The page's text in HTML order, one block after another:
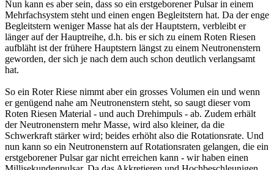
Nun kann es aber sein, dass so ein erstgeborener Pulsar in einem
Mehrfachsystem steht und einen engen Begleitstern hat. Da der enge
Begleitstern weniger Masse hat als der Hauptstern, verbleibt er
länger auf der Hauptreihe, d.h. bis er sich zu einem Roten Riesen
aufbläht ist der frühere Hauptstern längst zu einem Neutronenstern
geworden, der sich je nach dem auch schon deutlich verlangsamt
hat.
So ein Roter Riese nimmt aber ein grosses Volumen ein und wenn
er genügend nahe am Neutronenstern steht, so saugt dieser vom
Roten Riesen Material - und auch Drehimpuls - ab. Zudem erhält
der Neutronenstern mehr Masse, wird also kleiner, da die
Schwerkraft stärker wird; beides erhöht also die Rotationsrate. Und
nun kann so ein Neutronenstern auf Rotationsraten gelangen, die ein
erstgeborener Pulsar gar nicht erreichen kann - wir haben einen